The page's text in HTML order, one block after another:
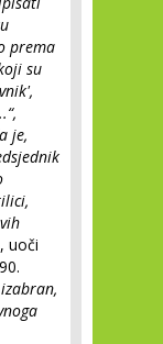
prema
su
je,
uoči